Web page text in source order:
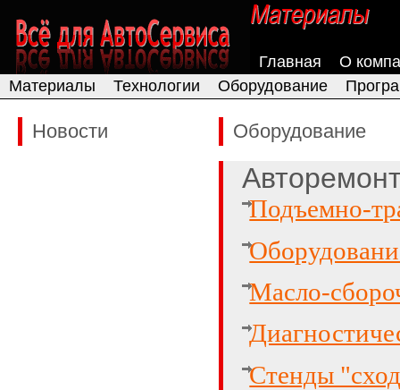
Главная
О
Материалы
Технологии Оборудование
Новости Оборудование
Подъемно-
Масло-
Cтенды